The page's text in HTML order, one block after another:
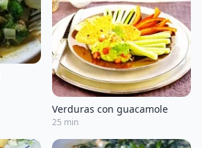
Verduras con guacamole
25 min